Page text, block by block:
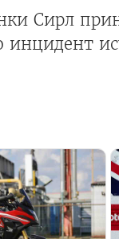
Сирл
инцидент